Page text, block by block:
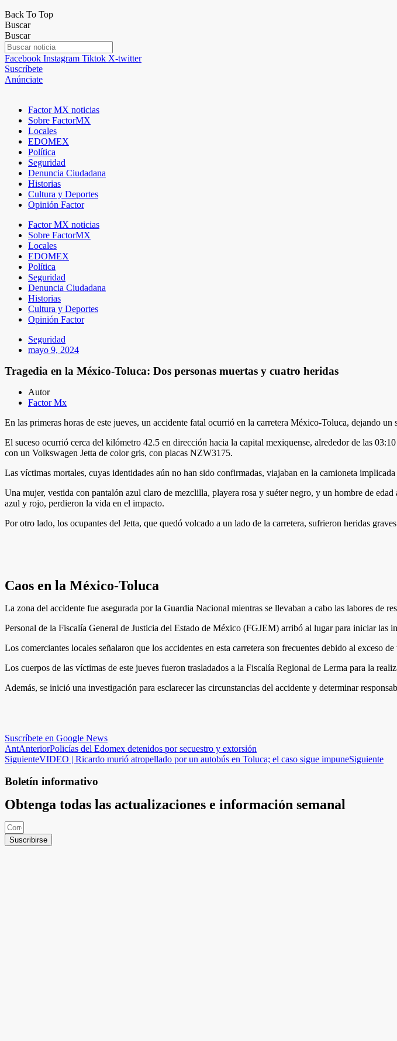
Back To Top
Buscar
Buscar
Facebook Instagram Tiktok X-twitter
Suscríbete
Anúnciate
Factor MX noticias
Sobre FactorMX
Locales
EDOMEX
Política
Seguridad
Denuncia Ciudadana
Historias
Cultura y Deportes
Opinión Factor
Factor MX noticias
Sobre FactorMX
Locales
EDOMEX
Política
Seguridad
Denuncia Ciudadana
Historias
Cultura y Deportes
Opinión Factor
Seguridad
mayo 9, 2024
Tragedia en la México-Toluca: Dos personas muertas y cuatro heridas
Autor
Factor Mx
En las primeras horas de este jueves, un accidente fatal ocurrió en la carretera México-Toluca, dejando
El suceso ocurrió cerca del kilómetro 42.5 en dirección hacia la capital mexiquense, alrededor de las
con un Volkswagen Jetta de color gris, con placas NZW3175.
Las víctimas mortales, cuyas identidades aún no han sido confirmadas, viajaban en la camioneta
Una mujer, vestida con pantalón azul claro de mezclilla, playera rosa y suéter negro, y un hombre de
azul y rojo, perdieron la vida en el impacto.
Por otro lado, los ocupantes del Jetta, que quedó volcado a un lado de la carretera, sufrieron heridas
Caos en la México-Toluca
La zona del accidente fue asegurada por la Guardia Nacional mientras se llevaban a cabo las labores de
Personal de la Fiscalía General de Justicia del Estado de México (FGJEM) arribó al lugar para iniciar las
Los comerciantes locales señalaron que los accidentes en esta carretera son frecuentes debido al
Los cuerpos de las víctimas de este jueves fueron trasladados a la Fiscalía Regional de Lerma para la
Además, se inició una investigación para esclarecer las circunstancias del accidente y determinar
Suscríbete en Google News
AntAnteriorPolicías del Edomex detenidos por secuestro y extorsión
SiguienteVIDEO | Ricardo murió atropellado por un autobús en Toluca; el caso sigue impuneSiguiente
Boletín informativo
Obtenga todas las actualizaciones e información semanal
Suscribirse